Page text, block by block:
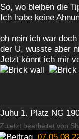
So, wo bleiben die
Ich habe keine
oh nein ich war
der U, wusste aber
Jetzt könnt ich mir
Juhu 1. Platz NG
Zuletzt bearbeitet von
07.05.08